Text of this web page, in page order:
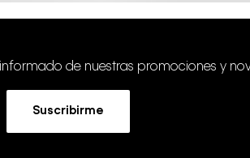
de nuestras promociones y
Suscribirme